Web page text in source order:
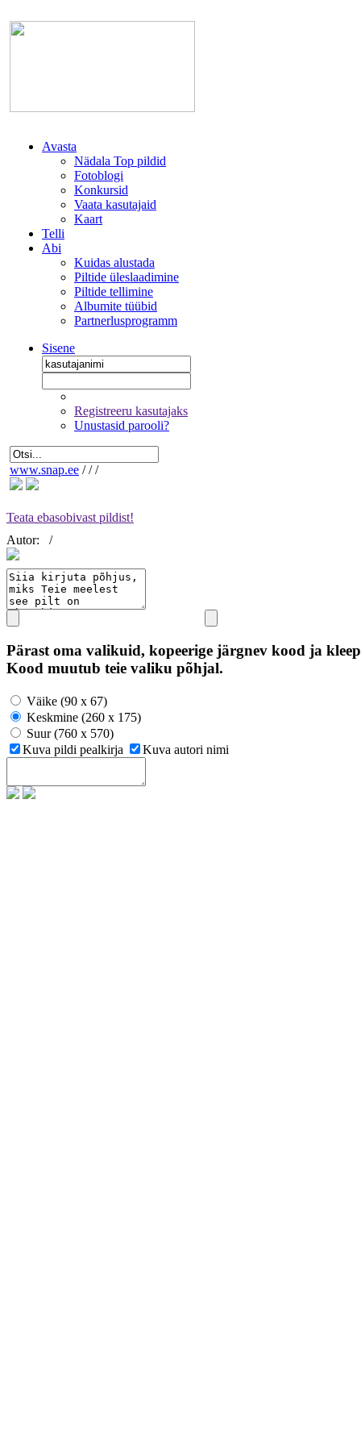
Avasta
Nädala Top pildid
Fotoblogi
Konkursid
Vaata kasutajaid
Kaart
Telli
Abi
Kuidas alustada
Piltide üleslaadimine
Piltide tellimine
Albumite tüübid
Partnerlusprogramm
Sisene
Registreeru kasutajaks
Unustasid parooli?
www.snap.ee / / /
Teata ebasobivast pildist!
Autor:
/
Pärast oma valikuid, kopeerige järgnev kood ja
Kood muutub teie valiku põhjal.
Väike (90 x 67)
Keskmine (260 x 175)
Suur (760 x 570)
Kuva pildi pealkirja
Kuva autori nimi